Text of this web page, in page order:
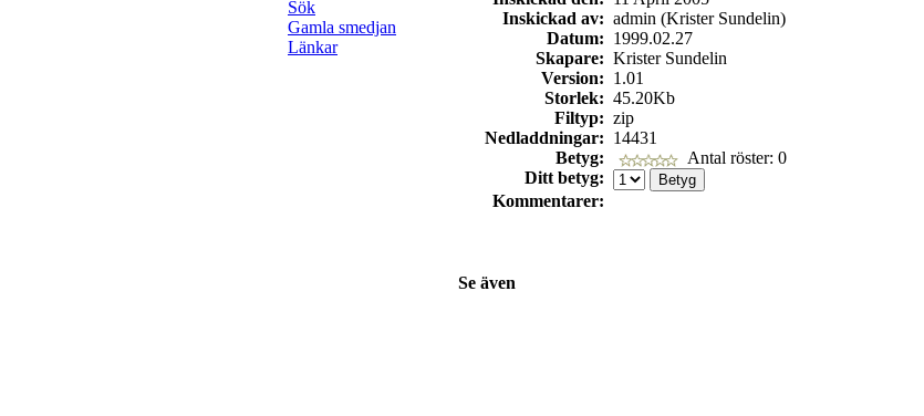
Sök
Gamla smedjan
Länkar
Inskickad av: admin (Krister Sundelin)
Datum: 1999.02.27
Skapare: Krister Sundelin
Version: 1.01
Storlek: 45.20Kb
Filtyp: zip
Nedladdningar: 14431
Betyg:
Antal röster: 0
Ditt betyg:
Kommentarer:
Se även